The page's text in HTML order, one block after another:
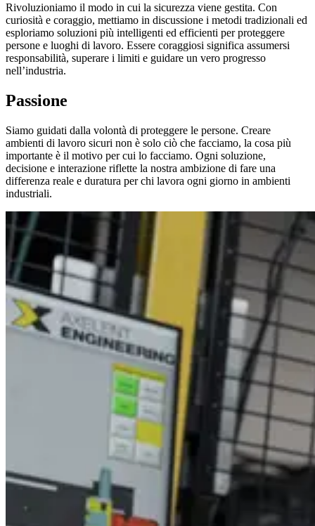
Rivoluzioniamo il modo in cui la sicurezza viene gestita. Con
curiosità e coraggio, mettiamo in discussione i metodi tradizionali ed
esploriamo soluzioni più intelligenti ed efficienti per proteggere
persone e luoghi di lavoro. Essere coraggiosi significa assumersi
responsabilità, superare i limiti e guidare un vero progresso
nell’industria.
Passione
Siamo guidati dalla volontà di proteggere le persone. Creare
ambienti di lavoro sicuri non è solo ciò che facciamo, la cosa più
importante è il motivo per cui lo facciamo. Ogni soluzione,
decisione e interazione riflette la nostra ambizione di fare una
differenza reale e duratura per chi lavora ogni giorno in ambienti
industriali.